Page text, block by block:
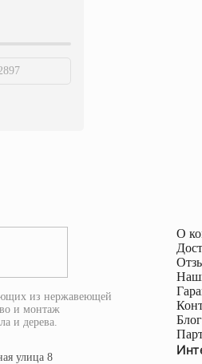
из нержавеющей
и монтаж
и дерева.
улица 8
О
Блог